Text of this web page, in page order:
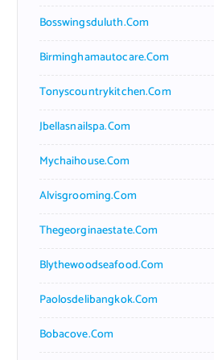
Bosswingsduluth.com
Birminghamautocare.com
Tonyscountrykitchen.com
Jbellasnailspa.com
Mychaihouse.com
Alvisgrooming.com
Thegeorginaestate.com
Blythewoodseafood.com
Paolosdelibangkok.com
Bobacove.com